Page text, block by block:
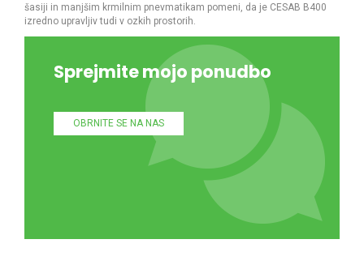
šasiji in manjšim krmilnim pnevmatikam pomeni, da je CESAB B400
izredno upravljiv tudi v ozkih prostorih.
Sprejmite mojo ponudbo
OBRNITE SE NA NAS